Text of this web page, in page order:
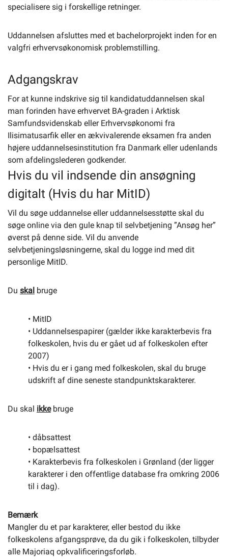
specialisere sig i forskellige retninger.
Uddannelsen afsluttes med et bachelorprojekt inden for en
valgfri erhvervsøkonomisk problemstilling.
Adgangskrav
For at kunne indskrive sig til kandidatuddannelsen skal
man forinden have erhvervet BA-graden i Arktisk
Samfundsvidenskab eller Erhvervsøkonomi fra
Ilisimatusarfik eller en ækvivalerende eksamen fra anden
højere uddannelsesinstitution fra Danmark eller udenlands
som afdelingslederen godkender.
Hvis du vil indsende din ansøgning
digitalt (Hvis du har MitID)
Vil du søge uddannelse eller uddannelsesstøtte skal du
søge online via den gule knap til selvbetjening ”Ansøg her”
øverst på denne side. Vil du anvende
selvbetjeningsløsningerne, skal du logge ind med dit
personlige MitID.
Du skal bruge
• MitID
• Uddannelsespapirer (gælder ikke karakterbevis fra
folkeskolen, hvis du er gået ud af folkeskolen efter
2007)
• Hvis du er i gang med folkeskolen, skal du bruge
udskrift af dine seneste standpunktskarakterer.
Du skal ikkebruge
• dåbsattest
• bopælsattest
• Karakterbevis fra folkeskolen i Grønland (der ligger
karakterer i den offentlige database fra omkring 2006
til i dag).
Bemærk
Mangler du et par karakterer, eller bestod du ikke
folkeskolens afgangsprøve, da du gik i folkeskolen, tilbyder
alle Majoriaq opkvalificeringsforløb.